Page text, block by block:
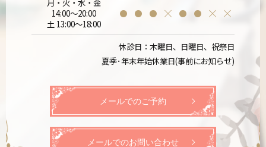
月・火・水・金
14:00～20:00
土 13:00～18:00
休診日：木曜日、日曜日、祝祭日
夏季･年末年始休業日(事前にお知らせ)
メールでのご予約
メールでのお問い合わせ